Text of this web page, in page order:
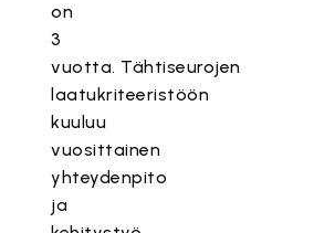
on
3
vuotta. Tähtiseurojen
laatukriteeristöön
kuuluu
vuosittainen
yhteydenpito
ja